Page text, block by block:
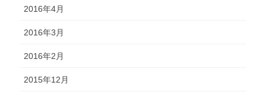
2016年4月
2016年3月
2016年2月
2015年12月